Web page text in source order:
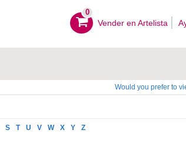
0
Vender en Artelista
Would you prefer to
S T U V W X Y Z